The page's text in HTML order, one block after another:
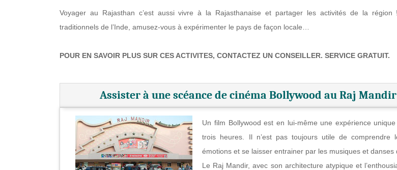
Voyager au Rajasthan c’est aussi vivre à la Rajasthanaise et partager les activités de la
traditionnels de l’Inde, amusez-vous à expérimenter le pays de façon locale…
POUR EN SAVOIR PLUS SUR CES ACTIVITES, CONTACTEZ UN CONSEILLER. SERVICE GRATUIT.
Assister à une scéance de cinéma Bollywood au Raj
Un film Bollywood est en lui-même une expérience
trois heures. Il n’est pas toujours utile de comprendre
émotions et se laisser entrainer par les musiques et danses
Le Raj Mandir, avec son architecture atypique et